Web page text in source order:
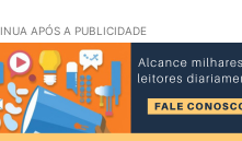
APÓS A PUBLICIDADE